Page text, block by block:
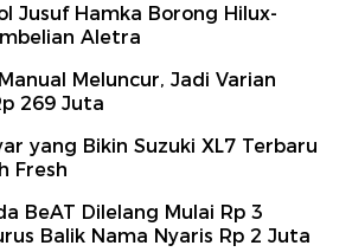
Jusuf Hamka Borong Hilux-
Aletra
Meluncur, Jadi Varian
269 Juta
yang Bikin Suzuki XL7 Terbaru
Fresh
BeAT Dilelang Mulai Rp 3
Balik Nama Nyaris Rp 2 Juta